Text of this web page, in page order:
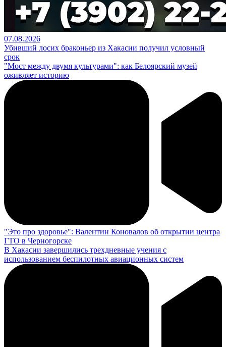
07.08.2026
Убивший лосих браконьер из Хакасии получил условный
срок
"Мост между двумя культурами": как Белоярский музей
оживляет историю
"Это про здоровье": Валентин Коновалов об открытии центра
ГТО в Черногорске
В Хакасии завершились трехдневные учения с
использованием беспилотных авиационных систем